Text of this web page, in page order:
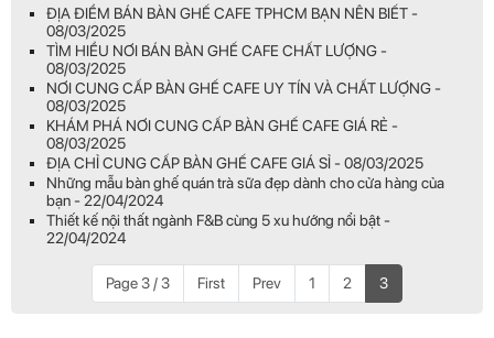
ĐỊA ĐIỂM BÁN BÀN GHẾ CAFE TPHCM BẠN NÊN BIẾT -
08/03/2025
TÌM HIỂU NƠI BÁN BÀN GHẾ CAFE CHẤT LƯỢNG -
08/03/2025
NƠI CUNG CẤP BÀN GHẾ CAFE UY TÍN VÀ CHẤT LƯỢNG -
08/03/2025
KHÁM PHÁ NƠI CUNG CẤP BÀN GHẾ CAFE GIÁ RẺ -
08/03/2025
ĐỊA CHỈ CUNG CẤP BÀN GHẾ CAFE GIÁ SỈ - 08/03/2025
Những mẫu bàn ghế quán trà sữa đẹp dành cho cửa hàng của
bạn - 22/04/2024
Thiết kế nội thất ngành F&B cùng 5 xu hướng nổi bật -
22/04/2024
Page 3 / 3 First Prev 1 2 3